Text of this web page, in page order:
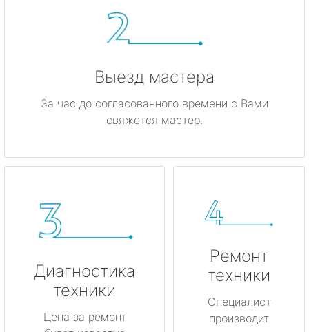
Выезд мастера
За час до согласованного времени с Вами
свяжется мастер.
Диагностика
техники
Цена за ремонт
Ремонт
техники
Специалист
производит